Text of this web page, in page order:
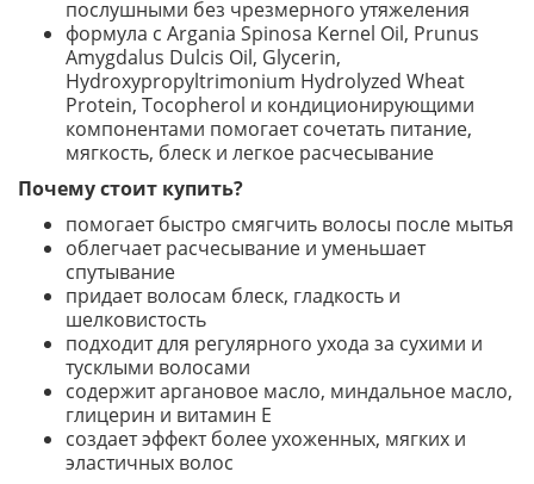
послушными без чрезмерного утяжеления
формула с Argania Spinosa Kernel Oil, Prunus
Amygdalus Dulcis Oil, Glycerin,
Hydroxypropyltrimonium Hydrolyzed Wheat
Protein, Tocopherol и кондиционирующими
компонентами помогает сочетать питание,
мягкость, блеск и легкое расчесывание
Почему стоит купить?
помогает быстро смягчить волосы после мытья
облегчает расчесывание и уменьшает
спутывание
придает волосам блеск, гладкость и
шелковистость
подходит для регулярного ухода за сухими и
тусклыми волосами
содержит аргановое масло, миндальное масло,
глицерин и витамин E
создает эффект более ухоженных, мягких и
эластичных волос